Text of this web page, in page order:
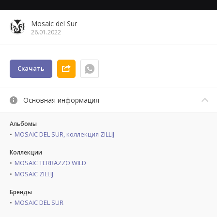
Mosaic del Sur
26.01.2022
Скачать
Основная информация
Альбомы
MOSAIC DEL SUR, коллекция ZILLIJ
Коллекции
MOSAIC TERRAZZO WILD
MOSAIC ZILLIJ
Бренды
MOSAIC DEL SUR